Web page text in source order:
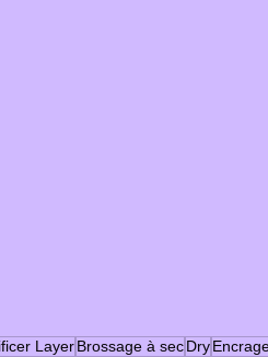
LayerBrossage à secDry